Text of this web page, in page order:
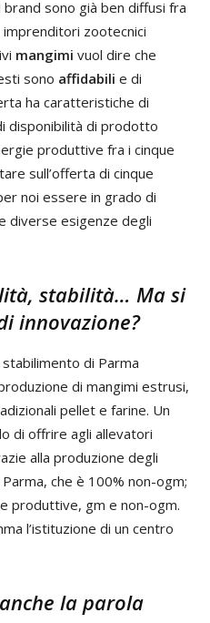
sono già ben diffusi fra
imprenditori zootecnici
mangimi vuol dire che
sono affidabili e di
ha caratteristiche di
disponibilità di prodotto
produttive fra i cinque
sull’offerta di cinque
noi essere in grado di
diverse esigenze degli
stabilità… Ma si
innovazione?
di Parma
di mangimi estrusi,
pellet e farine. Un
di offrire agli allevatori
alla produzione degli
che è 100% non-ogm;
produttive, gm e non-ogm.
l’istituzione di un centro
la parola